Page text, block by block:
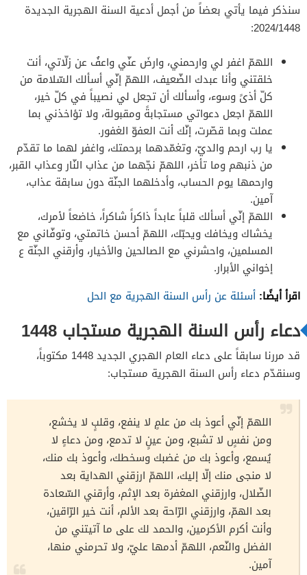
سنذكر فيما يأتي بعضاً من أجمل أدعية السنة الهجرية الجديدة
2024/1448:
اللهمّ اغفر لي وارحمني، وارضَ عنّي واعفُ عن زلّاتي، أنت
خلقتني وأنا عبدك الضّعيف، اللهمّ إنّي أسألك السّلامة من
كلّ أذىً وسوء، وأسألك أن تجعل لي نصيباً في كلّ خير،
اللهمّ اجعل دعواتي مستجابةً ومقبولة، ولا تؤاخذني بما
عملت وبما قصّرت، إنّك أنت العفوّ الغفور.
يا رب ارحم والديّ، وتغمّدهما برحمتك، واغفر لهما ما تقدّم
من ذنبهم وما تأخر، اللهمّ نجّهما من عذاب النّار وعذاب القبر،
وارحمها يوم الحساب، وأدخلهما الجنّة دون سابقة عذاب،
آمين.
اللهمّ إنّي أسألك قلباً عابداً ذاكراً شاكراً، خاضعاً لأمرك،
يخشاك ويخافك ويحبّك، اللهمّ أحسن خاتمتي، وتوفّاني مع
المسلمين، واحشرني مع الصالحين والأخيار، وأرقني الجنّة ع
إخواني الأبرار.
اقرأ أيضًا: أسئلة عن رأس السنة الهجرية مع الحل
دعاء رأس السنة الهجرية مستجاب 1448
قد مررنا سابقاً على دعاء العام الهجري الجديد 1448 مكتوباً،
وسنقدّم دعاء رأس السنة الهجرية مستجاب:
اللهمّ إنّي أعوذ بك من علمٍ لا ينفع، وقلبٍ لا يخشع،
ومن نفسٍ لا تشبع، ومن عينٍ لا تدمع، ومن دعاءٍ لا
يُسمع، وأعوذ بك من غضبك وسخطك، وأعوذ بك منك،
لا منجى منك إلّا إليك، اللهمّ ارزقني الهداية بعد
الضّلال، وارزقني المغفرة بعد الإثم، وأرقني السّعادة
بعد الهمّ، وارزقني الرّاحة بعد الألم، أنت خير الرّاقين،
وأنت أكرم الأكرمين، والحمد لك على ما آتيتني من
الفضل والنّعم، اللهمّ أدمها عليّ، ولا تحرمني منها،
آمين.